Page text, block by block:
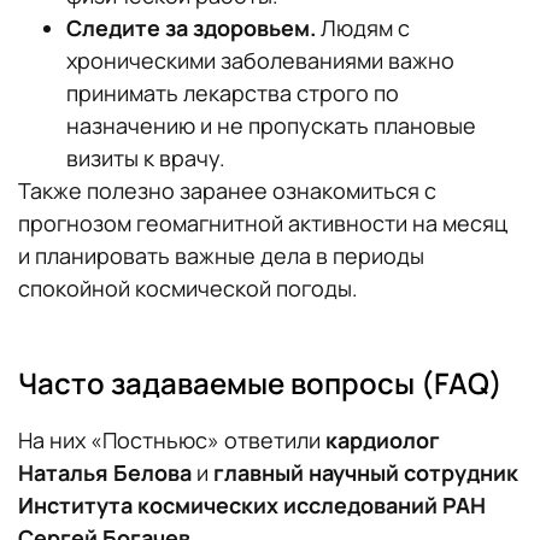
Следите за здоровьем. Людям с
хроническими заболеваниями важно
принимать лекарства строго по
назначению и не пропускать плановые
визиты к врачу.
Также полезно заранее ознакомиться с
прогнозом геомагнитной активности на месяц
и планировать важные дела в периоды
спокойной космической погоды.
Часто задаваемые вопросы (FAQ)
На них «Постньюс» ответили кардиолог
Наталья Белова и главный научный сотрудник
Института космических исследований РАН